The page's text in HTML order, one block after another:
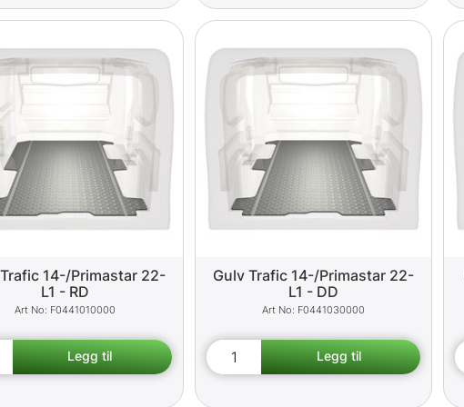
14-/Primastar 22-
L1 - RD
F0441010000
Gulv Trafic 14-/Primastar 22-
L1 - DD
F0441030000